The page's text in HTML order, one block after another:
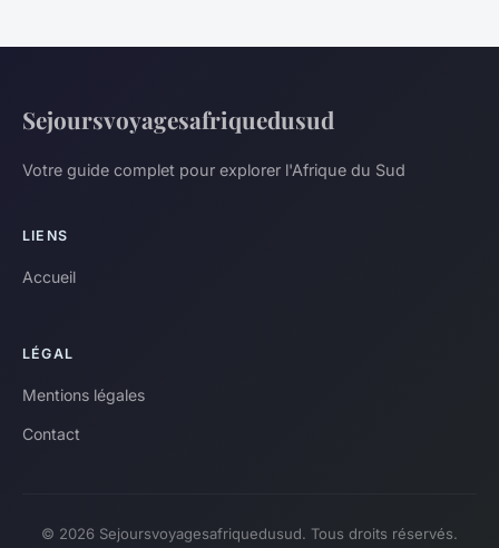
Sejoursvoyagesafriquedusud
Votre guide complet pour explorer l'Afrique du Sud
LIENS
Accueil
LÉGAL
Mentions légales
Contact
© 2026 Sejoursvoyagesafriquedusud. Tous droits réservés.